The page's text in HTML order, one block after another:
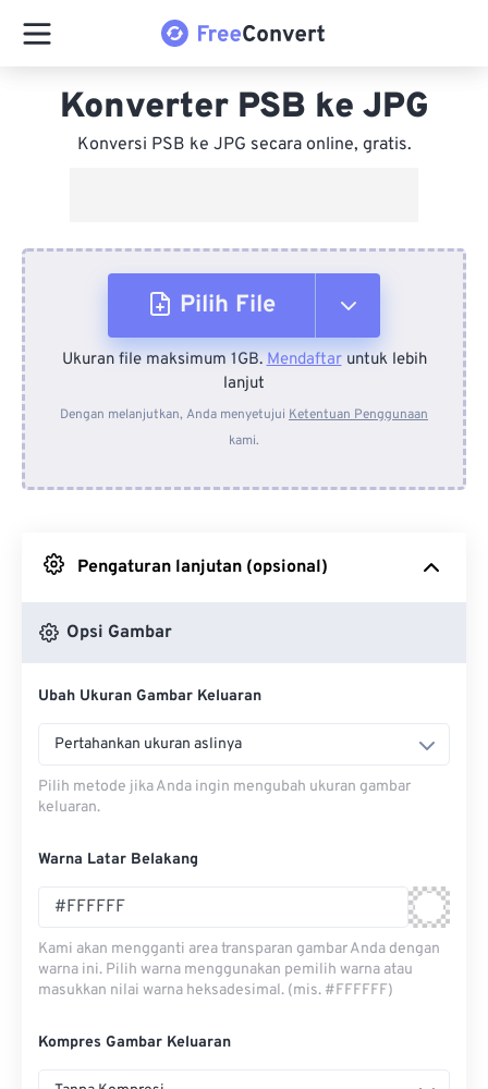
Konverter PSB ke JPG
Konversi PSB ke JPG secara online, gratis.
Pilih File
Dari Perangkat
Dari Dropbox
Ukuran file maksimum 1GB.Mendaftaruntuk lebih
lanjut
Dengan melanjutkan, Anda menyetujui Ketentuan Penggunaan
kami.
Pengaturan lanjutan (opsional)
Opsi Gambar
Ubah Ukuran Gambar Keluaran
Pertahankan ukuran aslinya
Pilih metode jika Anda ingin mengubah ukuran gambar
keluaran.
Warna Latar Belakang
Kami akan mengganti area transparan gambar Anda dengan
warna ini. Pilih warna menggunakan pemilih warna atau
masukkan nilai warna heksadesimal. (mis. #FFFFFF)
Kompres Gambar Keluaran